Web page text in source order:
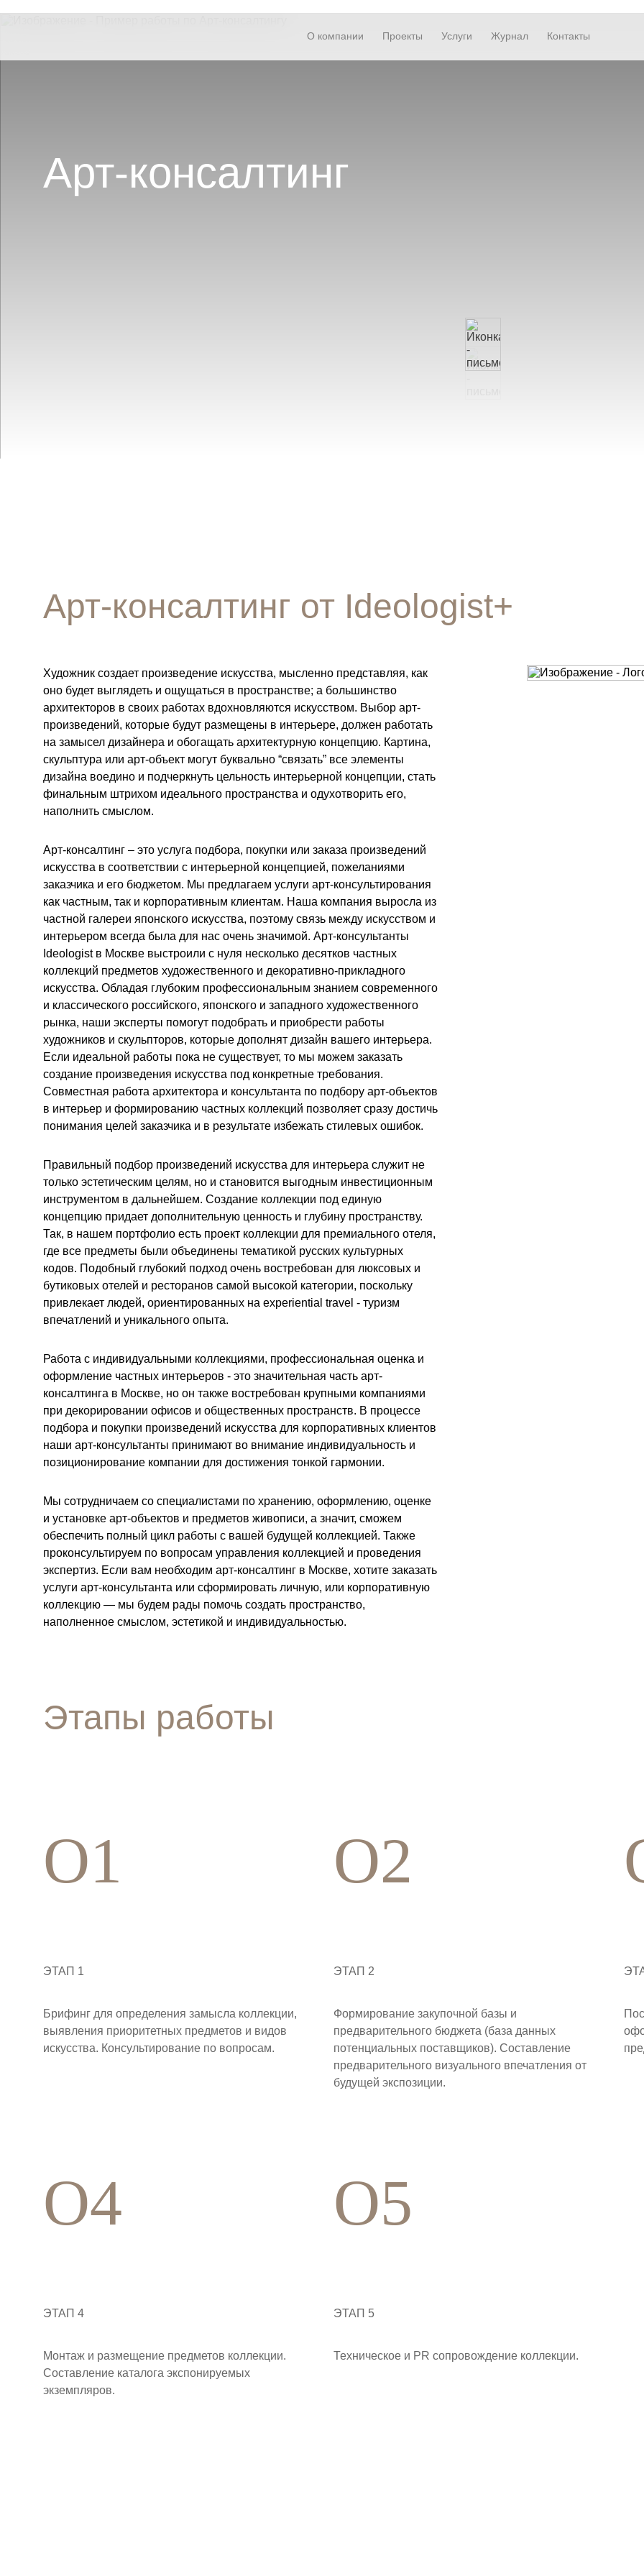
О компании Проекты Услуги Журнал Контакты
Арт-консалтинг
Арт-консалтинг от Ideologist+
Художник создает произведение искусства, мысленно представляя, как
оно будет выглядеть и ощущаться в пространстве; а большинство
архитекторов в своих работах вдохновляются искусством. Выбор арт-
произведений, которые будут размещены в интерьере, должен работать
на замысел дизайнера и обогащать архитектурную концепцию. Картина,
скульптура или арт-объект могут буквально “связать” все элементы
дизайна воедино и подчеркнуть цельность интерьерной концепции, стать
финальным штрихом идеального пространства и одухотворить его,
наполнить смыслом.
Арт-консалтинг – это услуга подбора, покупки или заказа произведений
искусства в соответствии с интерьерной концепцией, пожеланиями
заказчика и его бюджетом. Мы предлагаем услуги арт-консультирования
как частным, так и корпоративным клиентам. Наша компания выросла из
частной галереи японского искусства, поэтому связь между искусством и
интерьером всегда была для нас очень значимой. Арт-консультанты
Ideologist в Москве выстроили с нуля несколько десятков частных
коллекций предметов художественного и декоративно-прикладного
искусства. Обладая глубоким профессиональным знанием современного
и классического российского, японского и западного художественного
рынка, наши эксперты помогут подобрать и приобрести работы
художников и скульпторов, которые дополнят дизайн вашего интерьера.
Если идеальной работы пока не существует, то мы можем заказать
создание произведения искусства под конкретные требования.
Совместная работа архитектора и консультанта по подбору арт-объектов
в интерьер и формированию частных коллекций позволяет сразу достичь
понимания целей заказчика и в результате избежать стилевых ошибок.
Правильный подбор произведений искусства для интерьера служит не
только эстетическим целям, но и становится выгодным инвестиционным
инструментом в дальнейшем. Создание коллекции под единую
концепцию придает дополнительную ценность и глубину пространству.
Так, в нашем портфолио есть проект коллекции для премиального отеля,
где все предметы были объединены тематикой русских культурных
кодов. Подобный глубокий подход очень востребован для люксовых и
бутиковых отелей и ресторанов самой высокой категории, поскольку
привлекает людей, ориентированных на experiential travel - туризм
впечатлений и уникального опыта.
Работа с индивидуальными коллекциями, профессиональная оценка и
оформление частных интерьеров - это значительная часть арт-
консалтинга в Москве, но он также востребован крупными компаниями
при декорировании офисов и общественных пространств. В процессе
подбора и покупки произведений искусства для корпоративных клиентов
наши арт-консультанты принимают во внимание индивидуальность и
позиционирование компании для достижения тонкой гармонии.
Мы сотрудничаем со специалистами по хранению, оформлению, оценке
и установке арт-объектов и предметов живописи, а значит, сможем
обеспечить полный цикл работы с вашей будущей коллекцией. Также
проконсультируем по вопросам управления коллекцией и проведения
экспертиз. Если вам необходим арт-консалтинг в Москве, хотите заказать
услуги арт-консультанта или сформировать личную, или корпоративную
коллекцию — мы будем рады помочь создать пространство,
наполненное смыслом, эстетикой и индивидуальностью.
Этапы работы
O1
ЭТАП 1
Брифинг для определения замысла коллекции,
выявления приоритетных предметов и видов
искусства. Консультирование по вопросам.
O2
ЭТАП 2
Формирование закупочной базы и
предварительного бюджета (база данных
потенциальных поставщиков). Составление
предварительного визуального впечатления от
будущей экспозиции.
O4
ЭТАП 4
Монтаж и размещение предметов коллекции.
Составление каталога экспонируемых
экземпляров.
O5
ЭТАП 5
Техническое и PR сопровождение коллекции.